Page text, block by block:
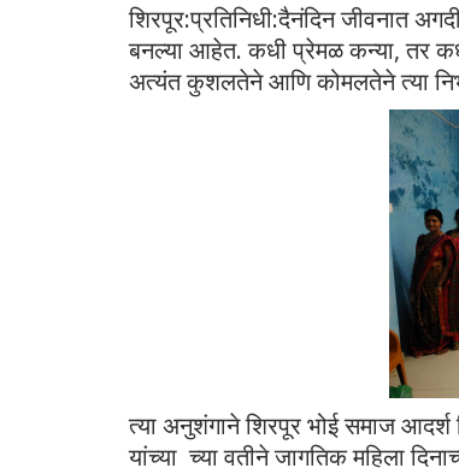
शिरपूर:प्रतिनिधी:दैनंदिन जीवनात
बनल्या आहेत. कधी प्रेमळ कन्या, तर
अत्यंत कुशलतेने आणि कोमलतेने त्या
त्या अनुशंगाने शिरपूर भोई समाज
यांच्या च्या वतीने जागतिक महिला